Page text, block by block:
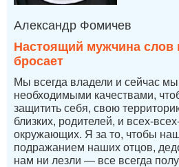
Александр Фомичев
Настоящий мужчина слов
бросает
Мы всегда владели и сейчас
необходимыми качествами,
защитить себя, свою
близких, родителей, и всех-
окружающих. Я за то, чтобы
подражанием наших отцов,
нам ни лезли — все всегда